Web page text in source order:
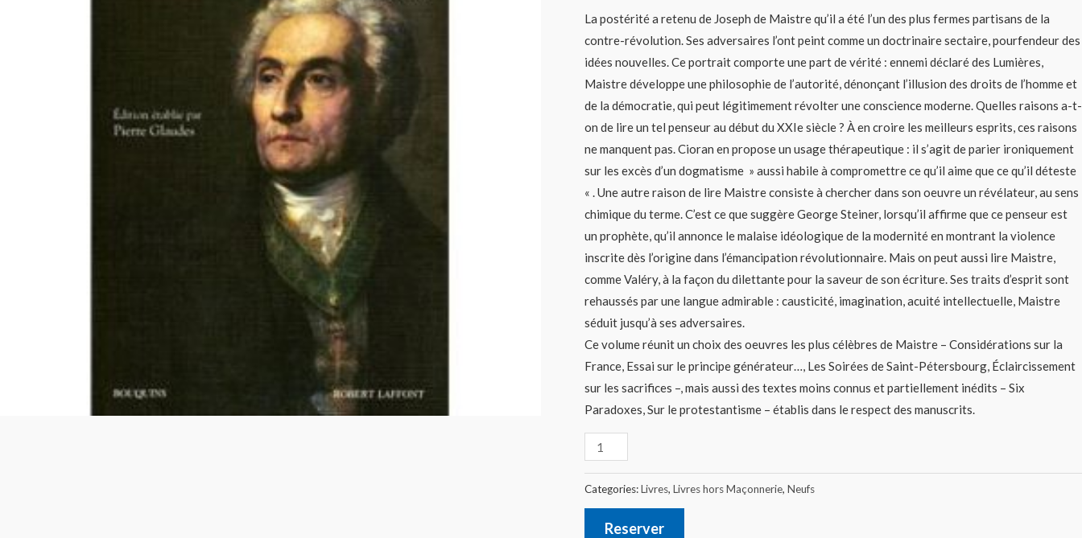
La postérité a retenu de Joseph de Maistre qu’il a été l’un des plus fermes partisans de la
contre-révolution. Ses adversaires l’ont peint comme un doctrinaire sectaire, pourfendeur des
idées nouvelles. Ce portrait comporte une part de vérité : ennemi déclaré des Lumières,
Maistre développe une philosophie de l’autorité, dénonçant l’illusion des droits de l’homme et
de la démocratie, qui peut légitimement révolter une conscience moderne. Quelles raisons a-t-
on de lire un tel penseur au début du XXIe siècle ? À en croire les meilleurs esprits, ces raisons
ne manquent pas. Cioran en propose un usage thérapeutique : il s’agit de parier ironiquement
sur les excès d’un dogmatisme » aussi habile à compromettre ce qu’il aime que ce qu’il déteste
« . Une autre raison de lire Maistre consiste à chercher dans son oeuvre un révélateur, au sens
chimique du terme. C’est ce que suggère George Steiner, lorsqu’il affirme que ce penseur est
un prophète, qu’il annonce le malaise idéologique de la modernité en montrant la violence
inscrite dès l’origine dans l’émancipation révolutionnaire. Mais on peut aussi lire Maistre,
comme Valéry, à la façon du dilettante pour la saveur de son écriture. Ses traits d’esprit sont
rehaussés par une langue admirable : causticité, imagination, acuité intellectuelle, Maistre
séduit jusqu’à ses adversaires.
Ce volume réunit un choix des oeuvres les plus célèbres de Maistre – Considérations sur la
France, Essai sur le principe générateur…, Les Soirées de Saint-Pétersbourg, Éclaircissement
sur les sacrifices –, mais aussi des textes moins connus et partiellement inédits – Six
Paradoxes, Sur le protestantisme – établis dans le respect des manuscrits.
Categories:Livres, Livres hors Maçonnerie, Neufs
Reserver